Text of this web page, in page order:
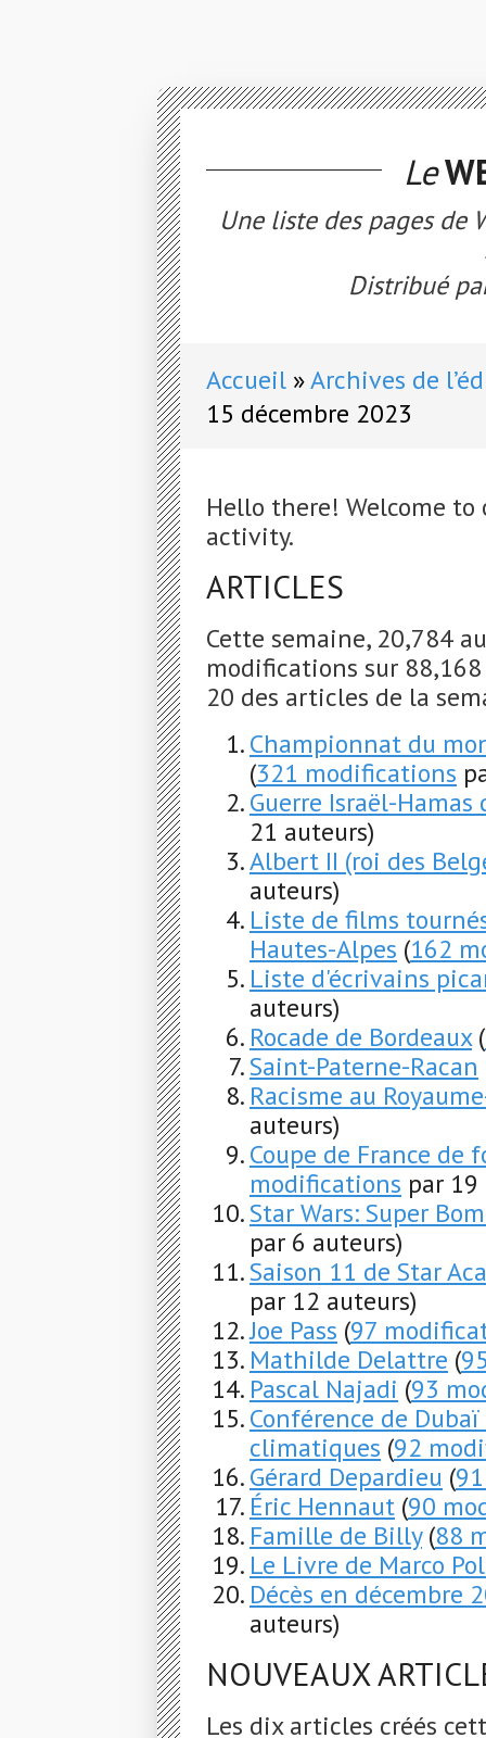
Le
Une liste des pages de
Distribué
Accueil
Archives de
15 décembre 2023
Hello there! Welcome
activity.
ARTICLES
Cette semaine, 20,784
modifications sur
20 des articles de la
Championnat du
(321 modifications
Guerre Israël-Hamas
21 auteurs)
Albert II (roi des
auteurs)
Liste de films
Hautes-Alpes (162
Liste d'écrivains
auteurs)
Rocade de Bordeaux (
Saint-Paterne-Racan
Racisme au
auteurs)
Coupe de France
modifications par
Star Wars: Super
par 6 auteurs)
Saison 11 de Star
par 12 auteurs)
Joe Pass (97
Mathilde Delattre (
Pascal Najadi (93
Conférence de
climatiques (92
Gérard Depardieu (
Éric Hennaut (90
Famille de Billy (88
Le Livre de Marco
Décès en décembre
auteurs)
NOUVEAUX
Les dix articles créés